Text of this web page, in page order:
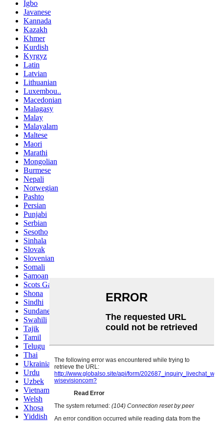
Igbo
Javanese
Kannada
Kazakh
Khmer
Kurdish
Kyrgyz
Latin
Latvian
Lithuanian
Luxembou..
Macedonian
Malagasy
Malay
Malayalam
Maltese
Maori
Marathi
Mongolian
Burmese
Nepali
Norwegian
Pashto
Persian
Punjabi
Serbian
Sesotho
Sinhala
Slovak
Slovenian
Somali
Samoan
Scots Gaelic
Shona
Sindhi
Sundanese
Swahili
Tajik
Tamil
Telugu
Thai
Ukrainian
Urdu
Uzbek
Vietnamese
Welsh
Xhosa
Yiddish